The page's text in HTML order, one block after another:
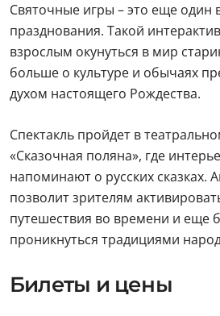
Святочные игры – это еще один
празднования. Такой
взрослым окунуться в мир
больше о культуре и обычаях
духом настоящего Рождества.
Спектакль пройдет в
«Сказочная поляна», где
напоминают о русских сказках.
позволит зрителям
путешествия во времени и еще
проникнуться традициями
Билеты и цены